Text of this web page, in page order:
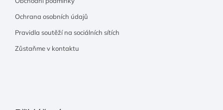
Ochrana osobních údajů
Pravidla soutěží na sociálních sítích
Zůstaňme v kontaktu